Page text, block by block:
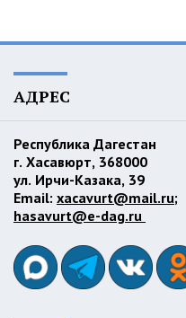
АДРЕС
Республика Дагестан
г. Хасавюрт, 368000
ул. Ирчи-Казака, 39
Email: xacavurt@mail.ru;
hasavurt@e-dag.ru